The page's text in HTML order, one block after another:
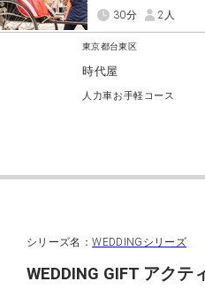
東京都台東区
時代屋
人力車お手軽コース
30分 2人
シリーズ名：WEDDINGシリーズ
WEDDING GIFT アクテ